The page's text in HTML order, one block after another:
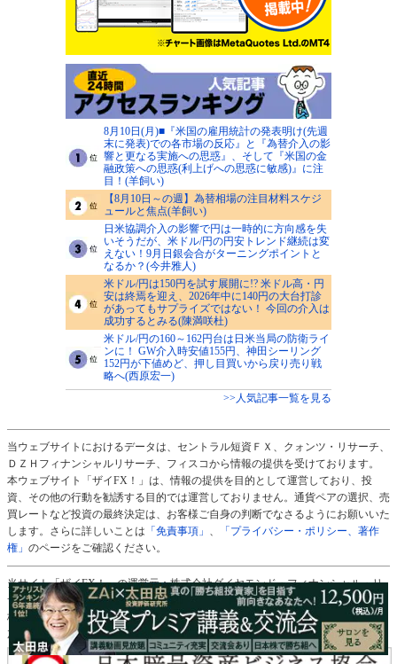
8月10日(月)■『米国の雇用統計の発表明け(先週
末に発表)での各市場の反応』と『為替介入の影
響と更なる実施への思惑』、そして『米国の金
融政策への思惑(利上げへの思惑に敏感)』に注
目！(羊飼い)
【8月10日～の週】為替相場の注目材料スケジ
ュールと焦点(羊飼い)
日米協調介入の影響で円は一時的に方向感を失
いそうだが、米ドル/円の円安トレンド継続は変
えない！9月日銀会合がターニングポイントと
なるか？(今井雅人)
米ドル/円は150円を試す展開に!? 米ドル高・円
安は終焉を迎え、2026年中に140円の大台打診
があってもサプライズではない！ 今回の介入は
成功するとみる(陳満咲杜)
米ドル/円の160～162円台は日米当局の防衛ライ
ンに！ GW介入時安値155円、神田シーリング
152円が下値めど、押し目買いから戻り売り戦
略へ(西原宏一)
>>人気記事一覧を見る
当ウェブサイトにおけるデータは、セントラル短資ＦＸ、クォンツ・リサーチ、
ＤＺＨフィナンシャルリサーチ、フィスコから情報の提供を受けております。
本ウェブサイト「ザイFX！」は、情報の提供を目的として運営しており、投
資、その他の行動を勧誘する目的では運営しておりません。通貨ペアの選択、売
買レートなど投資の最終決定は、お客様ご自身の判断でなさるようにお願いいた
します。さらに詳しいことは 「免責事項」 、
「プライバシー・ポリシー、著作
権」 のページをご確認ください。
当サイト「ザイFX！」の運営元：株式会社ダイヤモンド・フィナンシャル・リ
サーチ
株主：株式会社ダイヤモンド社（100％）
加入協会：一般社団法人日本暗号資産ビジネス協会（ＪＣＢＡ）